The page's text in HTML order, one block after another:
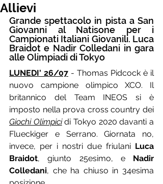
Allievi
Grande spettacolo in pista a San
Giovanni al Natisone per i
Campionati Italiani Giovanili. Luca
Braidot e Nadir Colledani in gara
alle Olimpiadi di Tokyo
LUNEDI' 26/07 - Thomas Pidcock è il
nuovo campione olimpico XCO. Il
britannico del Team INEOS si è
Giochi Olimpici di Tokyo 2020 davanti a
Flueckiger e Serrano. Giornata no,
invece, per i nostri due friulani Luca
Braidot, giunto 25esimo, e Nadir
Colledani, che ha chiuso in 34esima